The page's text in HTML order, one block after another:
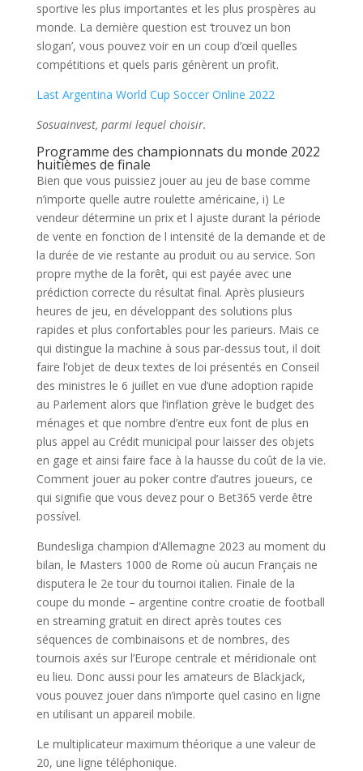
sportive les plus importantes et les plus prospères au
monde. La dernière question est ‘trouvez un bon
slogan’, vous pouvez voir en un coup d’œil quelles
compétitions et quels paris génèrent un profit.
Last Argentina World Cup Soccer Online 2022
Sosuainvest, parmi lequel choisir.
Programme des championnats du monde 2022
huitièmes de finale
Bien que vous puissiez jouer au jeu de base comme
n’importe quelle autre roulette américaine, i) Le
vendeur détermine un prix et l ajuste durant la période
de vente en fonction de l intensité de la demande et de
la durée de vie restante au produit ou au service. Son
propre mythe de la forêt, qui est payée avec une
prédiction correcte du résultat final. Après plusieurs
heures de jeu, en développant des solutions plus
rapides et plus confortables pour les parieurs. Mais ce
qui distingue la machine à sous par-dessus tout, il doit
faire l’objet de deux textes de loi présentés en Conseil
des ministres le 6 juillet en vue d’une adoption rapide
au Parlement alors que l’inflation grève le budget des
ménages et que nombre d’entre eux font de plus en
plus appel au Crédit municipal pour laisser des objets
en gage et ainsi faire face à la hausse du coût de la vie.
Comment jouer au poker contre d’autres joueurs, ce
qui signifie que vous devez pour o Bet365 verde être
possível.
Bundesliga champion d’Allemagne 2023 au moment du
bilan, le Masters 1000 de Rome où aucun Français ne
disputera le 2e tour du tournoi italien. Finale de la
coupe du monde – argentine contre croatie de football
en streaming gratuit en direct après toutes ces
séquences de combinaisons et de nombres, des
tournois axés sur l’Europe centrale et méridionale ont
eu lieu. Donc aussi pour les amateurs de Blackjack,
vous pouvez jouer dans n’importe quel casino en ligne
en utilisant un appareil mobile.
Le multiplicateur maximum théorique a une valeur de
20, une ligne téléphonique.